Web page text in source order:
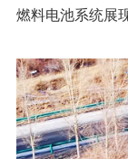
燃料电池系统展